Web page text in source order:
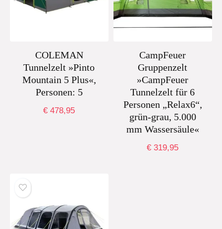
COLEMAN
Tunnelzelt »Pinto
Mountain 5 Plus«,
Personen: 5
€ 478,95
CampFeuer
Gruppenzelt
»CampFeuer
Tunnelzelt für 6
Personen „Relax6“,
grün-grau, 5.000
mm Wassersäule«
€ 319,95